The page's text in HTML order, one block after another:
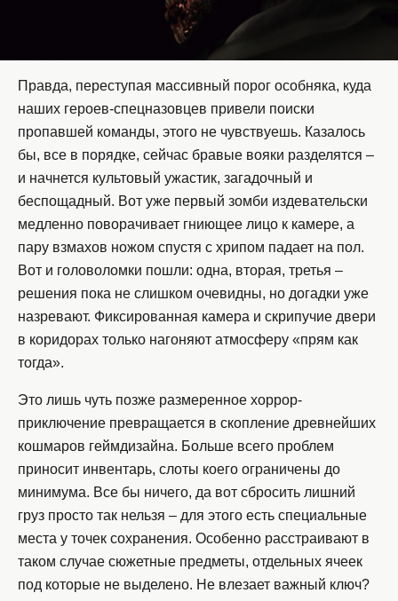
Правда, переступая массивный порог особняка, куда
наших героев-спецназовцев привели поиски
пропавшей команды, этого не чувствуешь. Казалось
бы, все в порядке, сейчас бравые вояки разделятся –
и начнется культовый ужастик, загадочный и
беспощадный. Вот уже первый зомби издевательски
медленно поворачивает гниющее лицо к камере, а
пару взмахов ножом спустя с хрипом падает на пол.
Вот и головоломки пошли: одна, вторая, третья –
решения пока не слишком очевидны, но догадки уже
назревают. Фиксированная камера и скрипучие двери
в коридорах только нагоняют атмосферу «прям как
тогда».
Это лишь чуть позже размеренное хоррор-
приключение превращается в скопление древнейших
кошмаров геймдизайна. Больше всего проблем
приносит инвентарь, слоты коего ограничены до
минимума. Все бы ничего, да вот сбросить лишний
груз просто так нельзя – для этого есть специальные
места у точек сохранения. Особенно расстраивают в
таком случае сюжетные предметы, отдельных ячеек
под которые не выделено. Не влезает важный ключ?